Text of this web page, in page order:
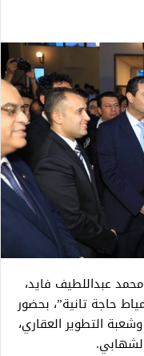
عبداللطيف فايد،
شعار “دمياط حاجة تانية”، بحضور
التطوير العقاري،